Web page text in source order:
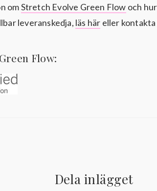
omStretch Evolve Green Flow och
leveranskedja, läs här eller kontakta
Flow:
Dela inlägget